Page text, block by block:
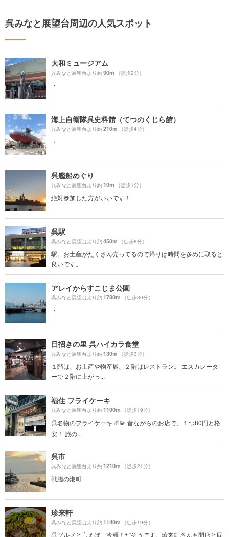
呉みなと展望台周辺の人気スポット
大和ミュージアム
呉みなと展望台より約90m （徒歩2分）
・
海上自衛隊呉史料館（てつのくじら館）
呉みなと展望台より約210m （徒歩4分）
・
呉艦船めぐり
呉みなと展望台より約10m （徒歩1分）
絶対参加した方がいいです！
呉駅
呉みなと展望台より約450m （徒歩8分）
駅。お土産がたくさん売ってるので帰りは時間を多めに取ると
良いです。
アレイからすこじま公園
呉みなと展望台より約1780m （徒歩30分）
・
日招きの里 呉ハイカラ食堂
呉みなと展望台より約130m （徒歩3分）
１階は、お土産や物産展、２階はレストラン。 エスカレータ
ーで２階に上がっ...
福住 フライケーキ
呉みなと展望台より約1100m （徒歩19分）
呉名物のフライケーキ ☄️💫 昔ながらのお店で、１つ80円と格
安！ 旅の...
呉市
呉みなと展望台より約1210m （徒歩21分）
戦艦の港町
珍来軒
呉みなと展望台より約1140m （徒歩19分）
呉グルメと言えば、冷麺！だそうです。珍来軒さんも開店と同